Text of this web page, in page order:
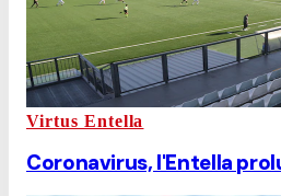
Virtus Entella
Coronavirus, l'Entella